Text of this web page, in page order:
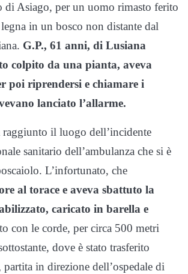
di Asiago, per un uomo rimasto ferito
in un bosco non distante dal
G.P., 61 anni, di Lusiana
colpito da una pianta, aveva
poi riprendersi e chiamare i
lanciato l’allarme.
raggiunto il luogo dell’incidente
sanitario dell’ambulanza che si è
L’infortunato, che
al torace e aveva sbattuto la
caricato in barella e
con le corde, per circa 500 metri
dove è stato trasferito
partita in direzione dell’ospedale di